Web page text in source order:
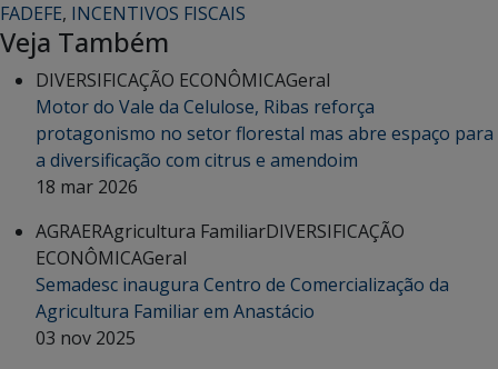
FADEFE, INCENTIVOS FISCAIS
Veja Também
DIVERSIFICAÇÃO ECONÔMICAGeral
Motor do Vale da Celulose, Ribas reforça
protagonismo no setor florestal mas abre espaço para
a diversificação com citrus e amendoim
18 mar 2026
AGRAERAgricultura FamiliarDIVERSIFICAÇÃO
ECONÔMICAGeral
Semadesc inaugura Centro de Comercialização da
Agricultura Familiar em Anastácio
03 nov 2025